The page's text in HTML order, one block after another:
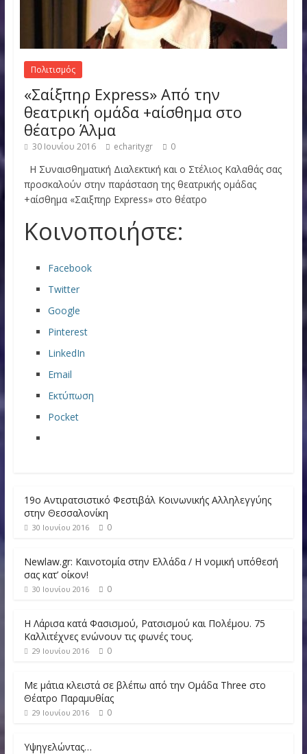
Πολιτισμός
«Σαίξπηρ Express» Από την
θεατρική ομάδα +αίσθημα στο
θέατρο Άλμα
30 Ιουνίου 2016 echaritygr 0
Η Συναισθηματική Διαλεκτική και ο Στέλιος Καλαθάς σας
προσκαλούν στην παράσταση της θεατρικής ομάδας
+αίσθημα «Σαιξπηρ Express» στο θέατρο
Κοινοποιήστε:
Facebook
Twitter
Google
Pinterest
LinkedIn
Email
Εκτύπωση
Pocket
19ο Αντιρατσιστικό Φεστιβάλ Κοινωνικής Αλληλεγγύης
στην Θεσσαλονίκη
30 Ιουνίου 2016 0
Newlaw.gr: Καινοτομία στην Ελλάδα / Η νομική υπόθεσή
σας κατ’ οίκον!
30 Ιουνίου 2016 0
Η Λάρισα κατά Φασισμού, Ρατσισμού και Πολέμου. 75
Καλλιτέχνες ενώνουν τις φωνές τους.
29 Ιουνίου 2016 0
Με μάτια κλειστά σε βλέπω από την Ομάδα Three στο
Θέατρο Παραμυθίας
29 Ιουνίου 2016 0
Υψηγελώντας…